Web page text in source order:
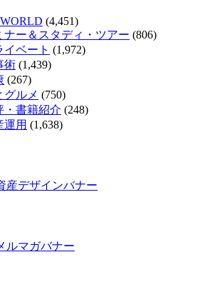
(4,451)
ナー＆スタディ・ツアー (806)
イベート (1,972)
術 (1,439)
(267)
グルメ (750)
・書籍紹介 (248)
運用 (1,638)